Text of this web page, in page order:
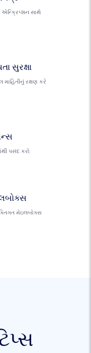
એન્ક્રિપ્શન સાથે
સુરક્ષા
માહિતીનું રક્ષણ કરે
પસંદ કરો
મેઇલબોક્સ